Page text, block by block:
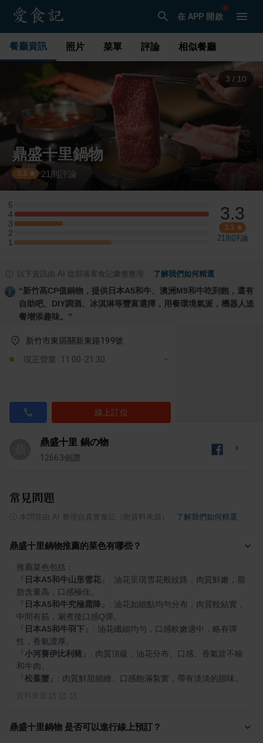
在 APP 開啟
餐廳資訊 照片 菜單 評論 相似餐廳
3 / 10
鼎盛十里鍋物
3.3 ·21 則評論
5
5 星：0 則評論
4
4 星：4 則評論
3
3 星：1 則評論
2
2 星：0 則評論
1
1 星：2 則評論
3.3
3.3
21則評論
以下資訊由 AI 從部落客食記彙整整理 了解我們如何精選
“新竹高CP值鍋物，提供日本A5和牛、澳洲M9和牛吃到飽，還有
自助吧、DIY調酒、冰淇淋等豐富選擇，用餐環境氣派，機器人送
餐增添趣味。 ”
新竹市東區關新東路199號
現正營業: 11:00-21:30
線上訂位
鼎盛十里 鍋の物
12663個讚
常見問題
本問答由 AI 整理自真實食記（附資料來源） 了解我們如何精選
鼎盛十里鍋物推薦的菜色有哪些？
日本A5和牛山形雪花
: 油花呈現雪花般紋路，肉質鮮嫩，脂
日本A5和牛究極霜降
: 油花如細點均勻分布，肉質較結實，
日本A5和牛羽下
: 油花纖細均勻，口感軟嫩適中，略有彈
小河賽伊比利豬
: 肉質頂級，油花分布、口感、香氣皆不輸
松葉蟹 : 肉質鮮甜細緻、口感飽滿紮實，帶有淡淡的甜味。
鼎盛十里鍋物 是否可以進行線上預訂？